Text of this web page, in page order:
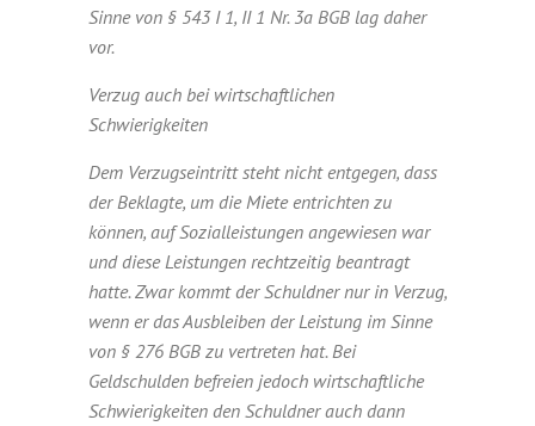
Sinne von § 543 I 1, II 1 Nr. 3a BGB lag daher
vor.
Verzug auch bei wirtschaftlichen
Schwierigkeiten
Dem Verzugseintritt steht nicht entgegen, dass
der Beklagte, um die Miete entrichten zu
können, auf Sozialleistungen angewiesen war
und diese Leistungen rechtzeitig beantragt
hatte. Zwar kommt der Schuldner nur in Verzug,
wenn er das Ausbleiben der Leistung im Sinne
von § 276 BGB zu vertreten hat. Bei
Geldschulden befreien jedoch wirtschaftliche
Schwierigkeiten den Schuldner auch dann